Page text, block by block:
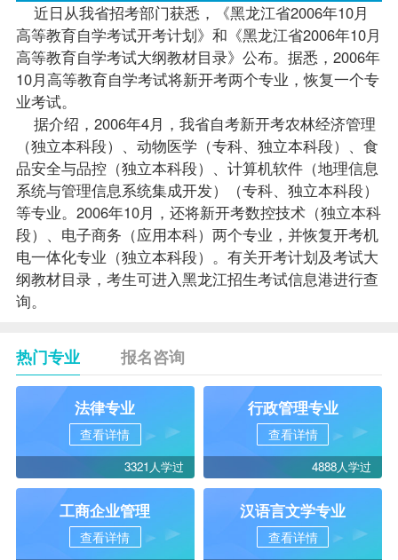
近日从我省招考部门获悉，《黑龙江省2006年10月
高等教育自学考试开考计划》和《黑龙江省2006年10月
高等教育自学考试大纲教材目录》公布。据悉，2006年
10月高等教育自学考试将新开考两个专业，恢复一个专
业考试。
据介绍，2006年4月，我省自考新开考农林经济管理
（独立本科段）、动物医学（专科、独立本科段）、食
品安全与品控（独立本科段）、计算机软件（地理信息
系统与管理信息系统集成开发）（专科、独立本科段）
等专业。2006年10月，还将新开考数控技术（独立本科
段）、电子商务（应用本科）两个专业，并恢复开考机
电一体化专业（独立本科段）。有关开考计划及考试大
纲教材目录，考生可进入黑龙江招生考试信息港进行查
询。
热门专业 报名咨询
法律专业
查看详情
3321人学过
行政管理专业
查看详情
4888人学过
工商企业管理
查看详情
汉语言文学专业
查看详情